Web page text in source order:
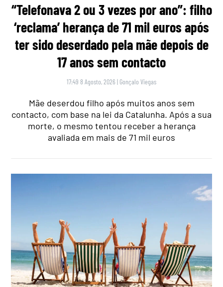
“Telefonava 2 ou 3 vezes por ano”: filho
‘reclama’ herança de 71 mil euros após
ter sido deserdado pela mãe depois de
17 anos sem contacto
17:49 8 Agosto, 2026 | Gonçalo Viegas
Mãe deserdou filho após muitos anos sem
contacto, com base na lei da Catalunha. Após a sua
morte, o mesmo tentou receber a herança
avaliada em mais de 71 mil euros